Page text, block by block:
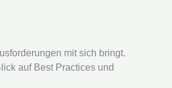
mit sich bringt.
auf Best Practices und